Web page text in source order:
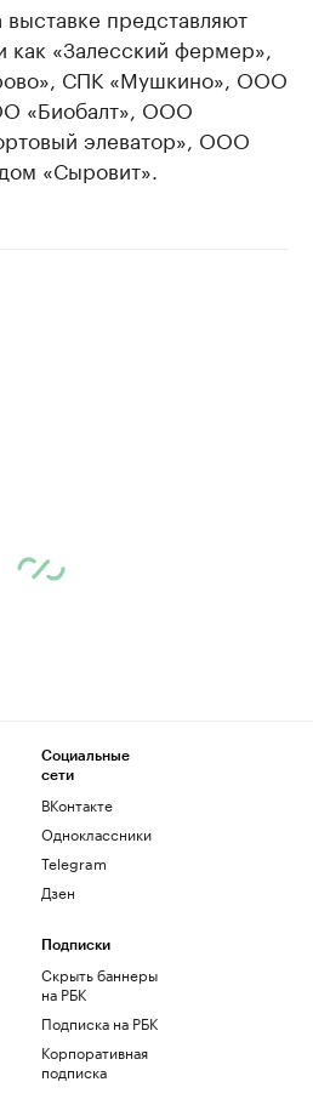
представляют
как «Залесский фермер»,
СПК «Мушкино», ООО
«Биобалт», ООО
элеватор», ООО
«Сыровит».
Социальные
сети
ВКонтакте
Одноклассники
Telegram
Дзен
Подписки
Скрыть баннеры
на РБК
Подписка на РБК
Корпоративная
подписка